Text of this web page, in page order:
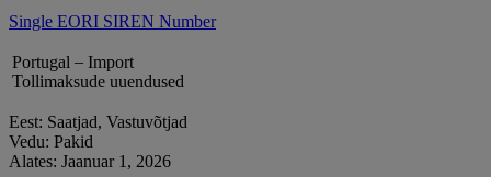
Single EORI SIREN Number
Portugal – Import
Tollimaksude uuendused
Eest: Saatjad, Vastuvõtjad
Vedu: Pakid
Alates: Jaanuar 1, 2026